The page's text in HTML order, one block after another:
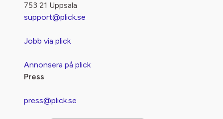
753 21 Uppsala
support@plick.se
Jobb via plick
Annonsera på plick
Press
press@plick.se